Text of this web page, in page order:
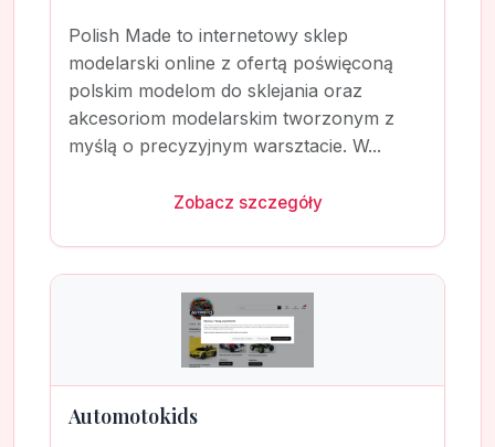
Polish Made to internetowy sklep
modelarski online z ofertą poświęconą
polskim modelom do sklejania oraz
akcesoriom modelarskim tworzonym z
myślą o precyzyjnym warsztacie. W...
Zobacz szczegóły
Automotokids